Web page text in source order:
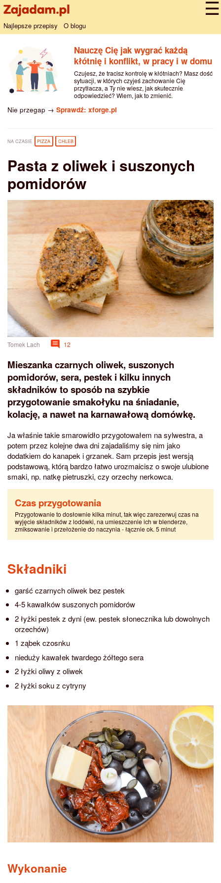
Najlepsze przepisy O blogu
Nauczę Cię jak wygrać każdą
kłótnię i konflikt, w pracy i w domu
Czujesz, że tracisz kontrolę w kłótniach? Masz dość
sytuacji, w których czyjeś zachowanie Cię
przytłacza, a Ty nie wiesz, jak skutecznie
odpowiedzieć? Wiem, jak to zmienić.
Nie przegap → Sprawdź: xforge.pl
NA CZASIE PIZZA CHLEB
Pasta z oliwek i suszonych
pomidorów
Tomek Lach 12
Mieszanka czarnych oliwek, suszonych
pomidorów, sera, pestek i kilku innych
składników to sposób na szybkie
przygotowanie smakołyku na śniadanie,
kolację, a nawet na karnawałową domówkę.
Ja właśnie takie smarowidło przygotowałem na sylwestra, a
potem przez kolejne dwa dni zajadaliśmy się nim jako
dodatkiem do kanapek i grzanek. Sam przepis jest wersją
podstawową, którą bardzo łatwo urozmaicisz o swoje ulubione
smaki, np. natkę pietruszki, czy orzechy nerkowca.
Czas przygotowania
Przygotowanie to dosłownie kilka minut, tak więc zarezerwuj czas na
wyjęcie składników z lodówki, na umieszczenie ich w blenderze,
zmiksowanie i przełożenie do naczynia - łącznie ok. 5 minut
Składniki
garść czarnych oliwek bez pestek
4-5 kawałków suszonych pomidorów
2 łyżki pestek z dyni (ew. pestek słonecznika lub dowolnych
orzechów)
1 ząbek czosnku
nieduży kawałek twardego żółtego sera
2 łyżki oliwy z oliwek
2 łyżki soku z cytryny
Wykonanie